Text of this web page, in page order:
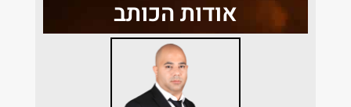
אודות הכותב